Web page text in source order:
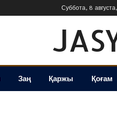
Суббота, 8
Заң Қаржы Қоғам